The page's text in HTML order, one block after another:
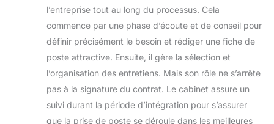
l’entreprise tout au long du processus. Cela
commence par une phase d’écoute et de conseil pour
définir précisément le besoin et rédiger une fiche de
poste attractive. Ensuite, il gère la sélection et
l’organisation des entretiens. Mais son rôle ne s’arrête
pas à la signature du contrat. Le cabinet assure un
suivi durant la période d’intégration pour s’assurer
que la prise de poste se déroule dans les meilleures